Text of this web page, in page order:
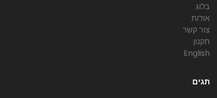
בלוג
אודות
צור קשר
תקנון
English
תגים